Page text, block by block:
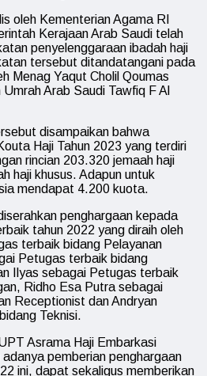
oleh Kementerian Agama RI
Kerajaan Arab Saudi telah
penyelenggaraan ibadah haji
tersebut ditandatangani pada
Menag Yaqut Cholil Qoumas
Arab Saudi Tawfiq F Al
disampaikan bahwa
Haji Tahun 2023 yang terdiri
rincian 203.320 jemaah haji
haji khusus. Adapun untuk
mendapat 4.200 kuota.
penghargaan kepada
tahun 2022 yang diraih oleh
terbaik bidang Pelayanan
Petugas terbaik bidang
Ilyas sebagai Petugas terbaik
Ridho Esa Putra sebagai
Receptionist dan Andryan
Teknisi.
Asrama Haji Embarkasi
pemberian penghargaan
ini, dapat sekaligus memberikan